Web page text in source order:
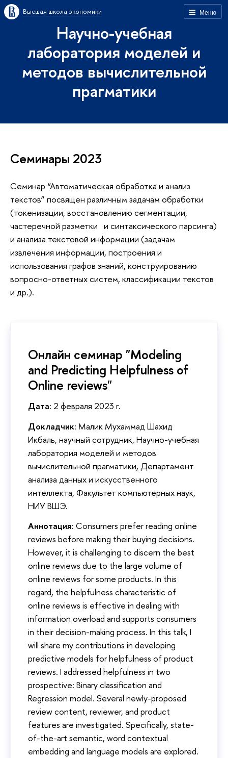
Меню
Высшая школа экономики
Научно-учебная
лаборатория моделей и
методов вычислительной
прагматики
Семинары 2023
Семинар “Автоматическая обработка и анализ
текстов” посвящен различным задачам обработки
(токенизации, восстановлению сегментации,
частеречной разметки и синтаксического парсинга)
и анализа текстовой информации (задачам
извлечения информации, построения и
использования графов знаний, конструированию
вопросно-ответных систем, классификации текстов
и др.).
Онлайн семинар "Modeling
and Predicting Helpfulness of
Online reviews"
Дата: 2 февраля 2023 г.
Докладчик: Малик Мухаммад Шахид
Икбаль, научный сотрудник, Научно-учебная
лаборатория моделей и методов
вычислительной прагматики, Департамент
анализа данных и искусственного
интеллекта, Факультет компьютерных наук,
НИУ ВШЭ.
Аннотация: Consumers prefer reading online
reviews before making their buying decisions.
However, it is challenging to discern the best
online reviews due to the large volume of
online reviews for some products. In this
regard, the helpfulness characteristic of
online reviews is effective in dealing with
information overload and supports consumers
in their decision-making process. In this talk, I
will share my contributions in developing
predictive models for helpfulness of product
reviews. I addressed helpfulness in two
prospective: Binary classification and
Regression model. Several newly-proposed
review content, reviewer, and product
features are investigated. Specifically, state-
of-the-art semantic, word contextual
embedding and language models are explored.